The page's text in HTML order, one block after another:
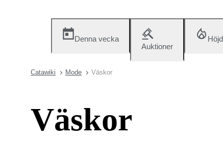
Denna vecka
Auktioner
Catawiki Mode Väskor
Väskor